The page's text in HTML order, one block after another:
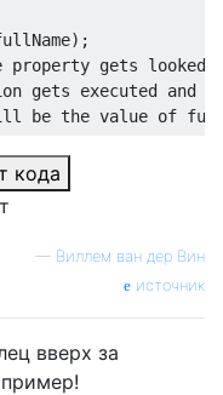
);
property gets looked
gets executed and
be the value of
кода
— Виллем ван дер Вин
источник
вверх за